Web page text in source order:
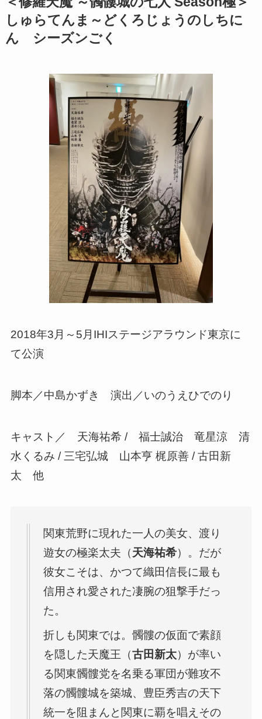
しゅらてんま～どくろじょうのしちに
ん シーズンごく
2018年3月～5月IHIステージアラウンド東京に
て公演
脚本／中島かずき 演出／いのうえひでのり
キャスト／ 天海祐希 / 福士誠治 竜星涼 清
水くるみ / 三宅弘城 山本亨 梶原善 / 古田新
太 他
関東荒野に現れた一人の美女、渡り
遊女の極楽太夫（天海祐希）。だが
彼女こそは、かつて織田信長に最も
信用され愛された凄腕の狙撃手だっ
た。
折しも関東では。髑髏の仮面で素顔
を隠した天魔王（古田新太）が率い
る関東髑髏党を名乗る軍団が難攻不
落の髑髏城を築城、豊臣秀吉の天下
統一を阻まんと関東に覇を唱えその